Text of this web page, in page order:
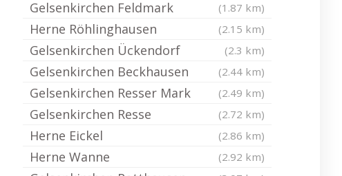
Gelsenkirchen Feldmark (1.87 km)
Herne Röhlinghausen (2.15 km)
Gelsenkirchen Ückendorf (2.3 km)
Gelsenkirchen Beckhausen (2.44 km)
Gelsenkirchen Resser Mark (2.49 km)
Gelsenkirchen Resse (2.72 km)
Herne Eickel (2.86 km)
Herne Wanne (2.92 km)